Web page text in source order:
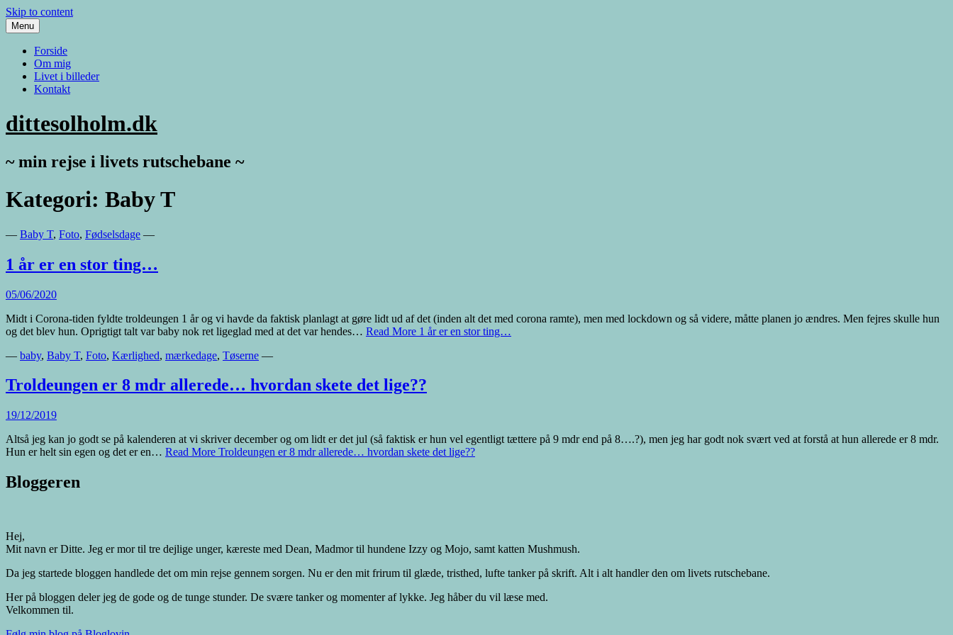
Skip to content
Menu
Forside
Om mig
Livet i billeder
Kontakt
dittesolholm.dk
~ min rejse i livets rutschebane ~
Kategori: Baby T
— Baby T, Foto, Fødselsdage —
1 år er en stor ting…
05/06/2020
Midt i Corona-tiden fyldte troldeungen 1 år og vi havde da faktisk planlagt at gøre lidt ud af det (inden alt det med corona ramte), men med lockdown og så videre, måtte planen jo ændres. Men fejres skulle hun
og det blev hun. Oprigtigt talt var baby nok ret ligeglad med at det var hendes… Read More 1 år er en stor ting…
— baby, Baby T, Foto, Kærlighed, mærkedage, Tøserne —
Troldeungen er 8 mdr allerede… hvordan skete det lige??
19/12/2019
Altså jeg kan jo godt se på kalenderen at vi skriver december og om lidt er det jul (så faktisk er hun vel egentligt tættere på 9 mdr end på 8….?), men jeg har godt nok svært ved at forstå at hun allerede er 8 mdr.
Hun er helt sin egen og det er en… Read More Troldeungen er 8 mdr allerede… hvordan skete det lige??
Bloggeren
Hej,
Mit navn er Ditte. Jeg er mor til tre dejlige unger, kæreste med Dean, Madmor til hundene Izzy og Mojo, samt katten Mushmush.
Da jeg startede bloggen handlede det om min rejse gennem sorgen. Nu er den mit frirum til glæde, tristhed, lufte tanker på skrift. Alt i alt handler den om livets rutschebane.
Her på bloggen deler jeg de gode og de tunge stunder. De svære tanker og momenter af lykke. Jeg håber du vil læse med.
Velkommen til.